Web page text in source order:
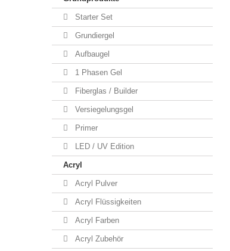
Starter Set
Grundiergel
Aufbaugel
1 Phasen Gel
Fiberglas / Builder
Versiegelungsgel
Primer
LED / UV Edition
Acryl
Acryl Pulver
Acryl Flüssigkeiten
Acryl Farben
Acryl Zubehör